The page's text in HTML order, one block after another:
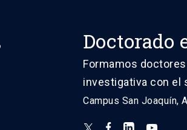
Doctorado
Formamos
investigativa con el
Campus San Joaquín,